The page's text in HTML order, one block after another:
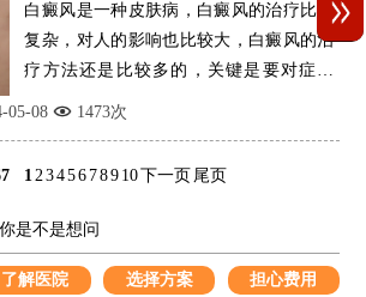
白癜风是一种皮肤病，白癜风的治疗比较
复杂，对人的影响也比较大，白癜风的治
疗方法还是比较多的，关键是要对症治
疗，每个人的病
05-08 1473次
123456 789 10下一页 尾页
你是不是想问
了解医院 选择方案 担心费用